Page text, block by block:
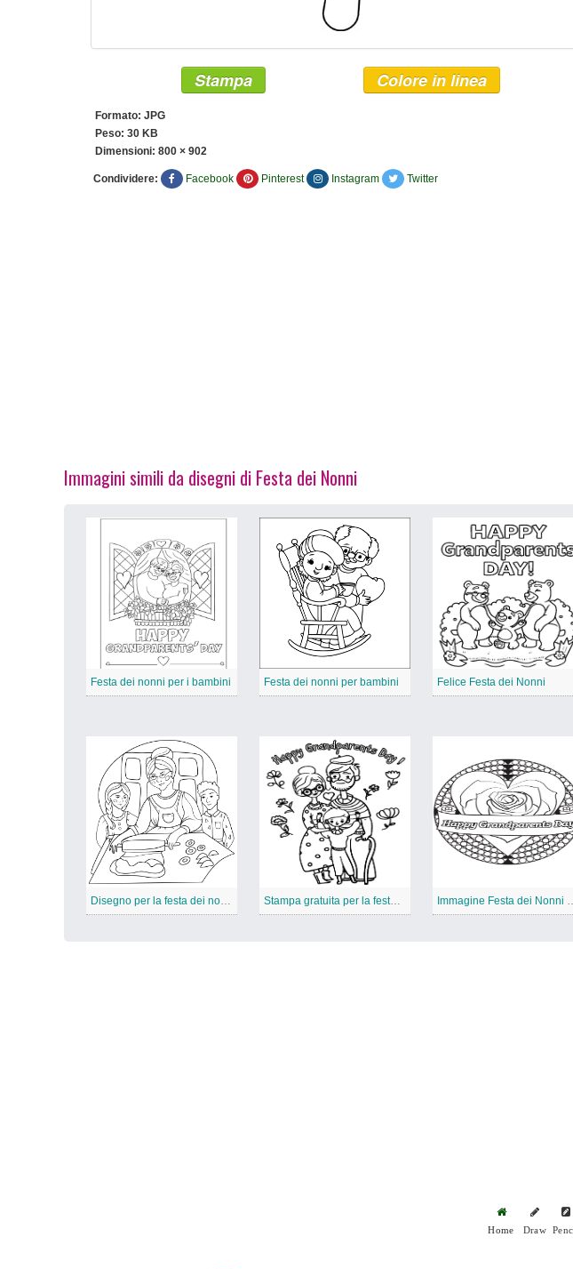
Stampa Colore in linea
Formato: JPG
Peso: 30 KB
Dimensioni: 800 × 902
Condividere: Facebook Pinterest Instagram Twitter
Immagini simili da disegni di Festa dei Nonni
Festa dei nonni per i bambini Festa dei nonni per bambini Felice Festa dei Nonni
Stampa gratuita per la festa dei nonni
Home Draw